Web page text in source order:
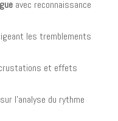
avec reconnaissance
les tremblements
et effets
l'analyse du rythme